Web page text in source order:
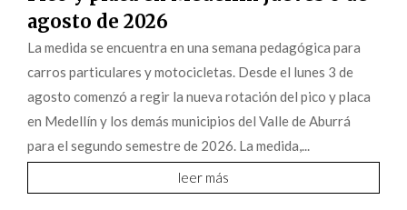
agosto de 2026
La medida se encuentra en una semana pedagógica para
carros particulares y motocicletas. Desde el lunes 3 de
agosto comenzó a regir la nueva rotación del pico y placa
en Medellín y los demás municipios del Valle de Aburrá
para el segundo semestre de 2026. La medida,...
leer más